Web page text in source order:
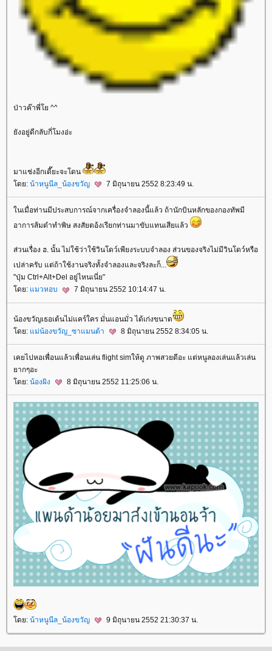
ป่าวค๊าพี่โย ^^
ังอยู่ดีกลับกี่โมงอ่ะ
มาแช่งอีกเดี๊ยะจะโดน
ดย: น้าหนูนีล_น้องขวัญ 7 มิถุนายน 2552 8:23:49 น.
นเมื่อท่านมีประสบการณ์จากเครื่องจำลองนี้แล้ว ถ้านักบินหลักของกองทัพมี
อาการส้มตำทำพิษ สงสัยตอ้งเรียกท่านมาขับแทนเสียแล้ว
ส่วนเรื่อง ฮ. นั้น ไม่ใช้ว่าใช้วินโดว์เพียงระบบจำลอง ส่วนของจริงไม่มีวินโดว์หรือ
เปล่าครับ แต่ถ้าใช้งานจริงทั้งจำลองและจริงละก็...
"ปุ่ม Ctrl+Alt+Del อยู่ไหนเนี่ย"
ดย: มวหอบ 7 มิถุนายน 2552 10:14:47 น.
น้องขวัญเธอเต้นไม่แคร์ใคร มั่นแอนมั่ว ได้เก่งขนาด
ดย: ม่น้องขวัญ_ซาแมนต้า 8 มิถุนายน 2552 8:34:05 น.
เคยไปหอเพื่อนแล้วเพื่อนเล่น flight simให้ดู ภาพสวยดีอะ แต่หนูลองเล่นแล้วเล่น
ากๆอะ
ดย: น้องผิง 8 มิถุนายน 2552 11:25:06 น.
ดย: น้าหนูนีล_น้องขวัญ 9 มิถุนายน 2552 21:30:37 น.